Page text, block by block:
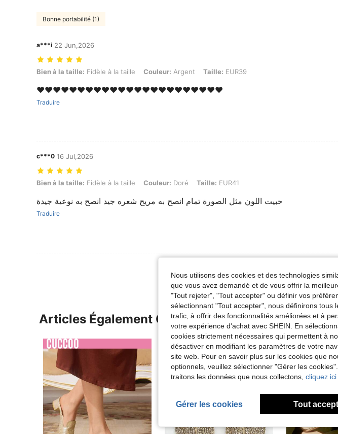
Bonne portabilité (1)
a***i 22 Jun,2026
Bien à la taille: Fidèle à la taille, Couleur: Argent, Taille: EUR39
Bien à la taille: Fidèle à la taille Couleur: Argent Taille: EUR39
❤️❤️❤️❤️❤️❤️❤️❤️❤️❤️❤️❤️❤️❤️❤️❤️❤️❤️❤️❤️❤️❤️❤️
Traduire
c***0 16 Jul,2026
Bien à la taille: Fidèle à la taille, Couleur: Doré, Taille: EUR41
Bien à la taille: Fidèle à la taille Couleur: Doré Taille: EUR41
حبيت اللون مثل الصورة تمام انصح به مريح شعره جيد انصح به نوعية جيدة
Traduire
Articles Également Consultés
Nous utilisons des cookies et des technologies
que vous avez demandé et de vous offrir la
"Tout rejeter", "Tout accepter" ou définir vos
sélectionnant "Tout accepter", nous définirons
trafic, à offrir des fonctionnalités améliorées et à
votre expérience d'achat avec SHEIN. En
cookies strictement nécessaires qui permettent à
désactiver en modifiant les paramètres de votre
site web. Pour en savoir plus sur les cookies que
optionnels, veuillez sélectionner "Gérer les
traitons les données que nous collectons, cliquez
Gérer les cookies Tout